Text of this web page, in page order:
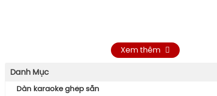
Xem thêm
Danh Mục
Dàn karaoke ghép sẵn